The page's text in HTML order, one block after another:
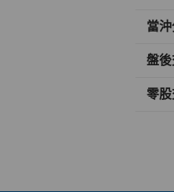
當
盤後
零股